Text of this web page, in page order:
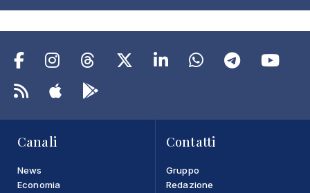
Canali
News
Economia
Contatti
Gruppo
Redazione